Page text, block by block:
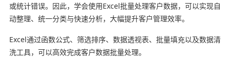
或统计错误。因此，学会使用Excel批量处理客户数据，可以实现自
动整理、统一分类与快速分析，大幅提升客户管理效率。
Excel通过函数公式、筛选排序、数据透视表、批量填充以及数据清
洗工具，可以高效完成客户数据批量处理。